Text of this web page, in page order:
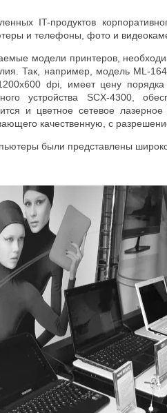
IT-продуктов
и телефоны, фото и
модели принтеров,
Так, например, модель ML-
dpi, имеет цену порядка
устройства SCX-4300,
и цветное сетевое
качественную, с
были представлены